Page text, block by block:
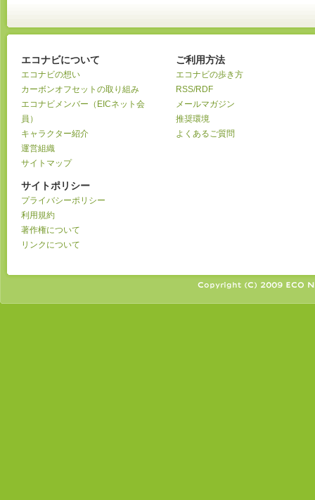
エコナビについて
エコナビの想い
カーボンオフセットの取り組み
エコナビメンバー（EICネット会
員）
キャラクター紹介
運営組織
サイトマップ
サイトポリシー
プライバシーポリシー
利用規約
著作権について
リンクについて
ご利用方法
エコナビの歩き方
RSS/RDF
メールマガジン
推奨環境
よくあるご質問